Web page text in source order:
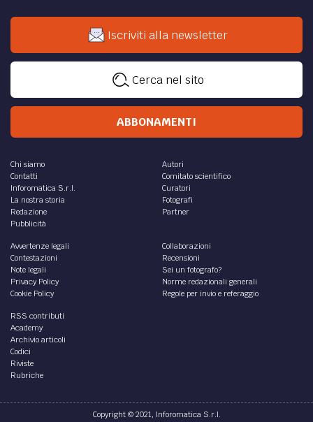
Iscriviti alla newsletter
Cerca nel sito
ABBONAMENTI
Chi siamo
Contatti
Inforomatica S.r.l.
La nostra storia
Redazione
Pubblicità
Autori
Comitato scientifico
Curatori
Fotografi
Partner
Avvertenze legali
Contestazioni
Note legali
Privacy Policy
Cookie Policy
Collaborazioni
Recensioni
Sei un fotografo?
Norme redazionali generali
Regole per invio e referaggio
RSS contributi
Academy
Archivio articoli
Codici
Riviste
Rubriche
Copyright © 2021, Inforomatica S.r.l.